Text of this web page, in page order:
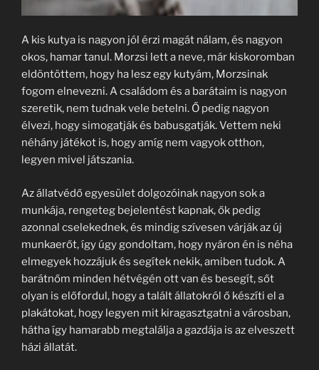
A kis kutya is nagyon jól érzi magát nálam, és nagyon
okos, hamar tanul. Morzsi lett a neve, már kiskoromban
eldöntöttem, hogy ha lesz egy kutyám, Morzsinak
fogom elnevezni. A családom és a barátaim is nagyon
szeretik, nem tudnak vele betelni. Ő pedig nagyon
élvezi, hogy simogatják és babusgatják. Vettem neki
néhány játékot is, hogy amíg nem vagyok otthon,
legyen mivel játszania.
Az állatvédő egyesület dolgozóinak nagyon sok a
munkája, rengeteg bejelentést kapnak, ők pedig
azonnal cselekednek, és mindig szívesen várják az új
munkaerőt, így úgy gondoltam, hogy nyáron én is néha
elmegyek hozzájuk és segítek nekik, amiben tudok. A
barátnőm minden hétvégén ott van és besegít, sőt
olyan is előfordul, hogy a talált állatokról ő készíti el a
plakátokat, hogy legyen mit kiragasztgatni a városban,
hátha így hamarabb megtalálja a gazdája is az elveszett
házi állatát.